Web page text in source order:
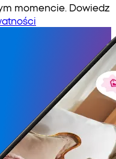
momencie. Dowiedz